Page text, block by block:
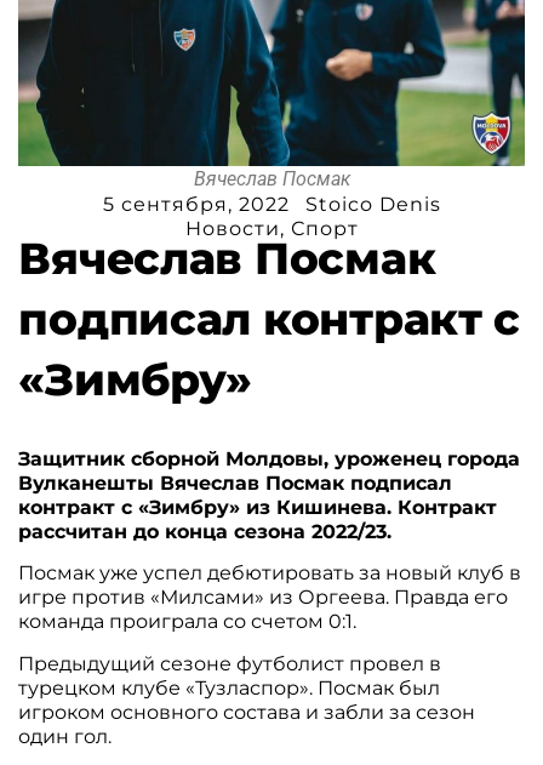
Вячеслав Посмак
5 сентября, 2022
Stoico Denis
Новости, Спорт
Вячеслав Посмак
подписал контракт с
«Зимбру»
Защитник сборной Молдовы, уроженец города
Вулканешты Вячеслав Посмак подписал
контракт с «Зимбру» из Кишинева. Контракт
рассчитан до конца сезона 2022/23.
Посмак уже успел дебютировать за новый клуб в
игре против «Милсами» из Оргеева. Правда его
команда проиграла со счетом 0:1.
Предыдущий сезоне футболист провел в
турецком клубе «Тузласпор». Посмак был
игроком основного состава и забли за сезон
один гол.